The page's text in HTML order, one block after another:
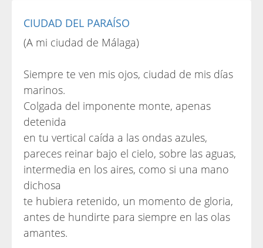
CIUDAD DEL PARAÍSO
(A mi ciudad de Málaga)
Siempre te ven mis ojos, ciudad de mis días
marinos.
Colgada del imponente monte, apenas
detenida
en tu vertical caída a las ondas azules,
pareces reinar bajo el cielo, sobre las aguas,
intermedia en los aires, como si una mano
dichosa
te hubiera retenido, un momento de gloria,
antes de hundirte para siempre en las olas
amantes.